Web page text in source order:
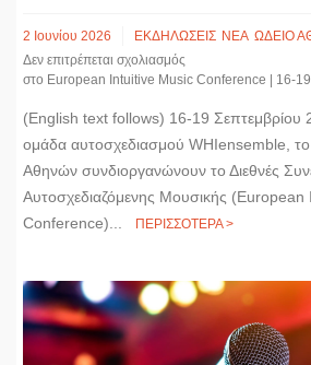
2 Ιουνίου 2026 ΕΚΔΗΛΩΣΕΙΣ ΝΕΑ ΩΔΕΙΟ
Δεν επιτρέπεται σχολιασμός
στο European Intuitive Music Conference | 16-19
(English text follows) 16-19 Σεπτεμβρίου
ομάδα αυτοσχεδιασμού WHIensemble,
Αθηνών συνδιοργανώνουν το Διεθνές
Αυτοσχεδιαζόμενης Μουσικής
Conference)...
ΠΕΡΙΣΣΟΤΕΡΑ >